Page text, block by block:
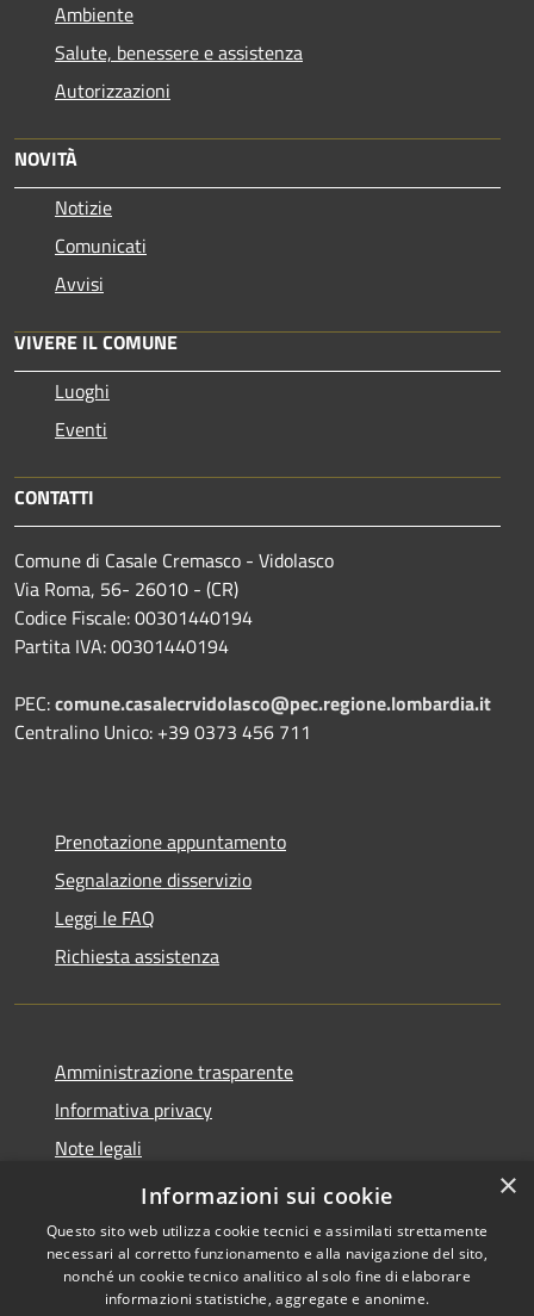
Ambiente
Salute, benessere e assistenza
Autorizzazioni
NOVITÀ
Notizie
Comunicati
Avvisi
VIVERE IL COMUNE
Luoghi
Eventi
CONTATTI
Comune di Casale Cremasco - Vidolasco
Via Roma, 56- 26010 - (CR)
Codice Fiscale: 00301440194
Partita IVA: 00301440194
PEC:comune.casalecrvidolasco@pec.regione.lombardia.it
Centralino Unico: +39 0373 456 711
Prenotazione appuntamento
Segnalazione disservizio
Leggi le FAQ
Richiesta assistenza
Amministrazione trasparente
Informativa privacy
Note legali
Dichiarazione di accessibilità
Copyright © 2026 • Comune di
×
Informazioni sui cookie
Questo sito web utilizza cookie tecnici e assimilati strettamente
necessari al corretto funzionamento e alla navigazione del sito,
nonché un cookie tecnico analitico al solo fine di elaborare
informazioni statistiche, aggregate e anonime.